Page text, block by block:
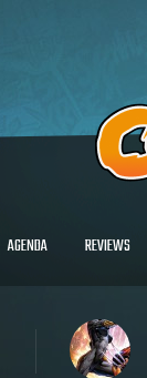
AGENDA REVIEWS